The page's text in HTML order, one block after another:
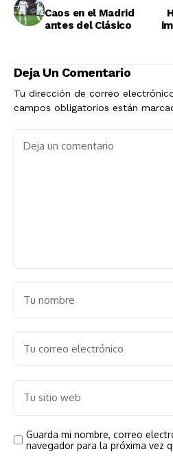
Caos en el Madrid
antes del Clásico
Deja Un Comentario
Tu dirección de correo
campos obligatorios están
Guarda mi nombre, correo
navegador para la próxima vez